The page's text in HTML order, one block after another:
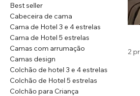
Best seller
Cabeceira de cama
Cama de Hotel 3 e 4 estrelas
Cama de Hotel 5 estrelas
Camas com arrumação
Camas design
Colchão de hotel 3 e 4 estrelas
Colchão de Hotel 5 estrelas
Colchão para Criança
2